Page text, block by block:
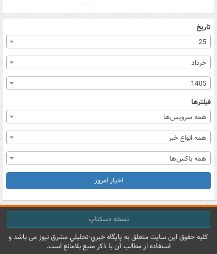
تاریخ
25
خرداد
1405
فیلترها
همه سرویس‌ها
همه انواع خبر
همه باکس‌ها
اخبار امروز
نسخه دسکتاپ
کليه حقوق اين سايت متعلق به پایگاه خبري-تحليلي مشرق نيوز می باشد و
استفاده از مطالب آن با ذکر منبع بلامانع است.